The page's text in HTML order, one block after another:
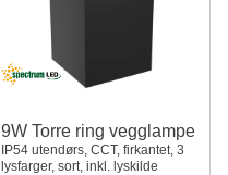
9W Torre ring vegglampe
IP54 utendørs, CCT, firkantet, 3
lysfarger, sort, inkl. lyskilde